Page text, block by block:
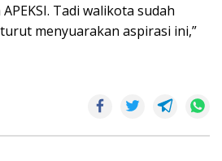
Tadi walikota sudah
menyuarakan aspirasi ini,”